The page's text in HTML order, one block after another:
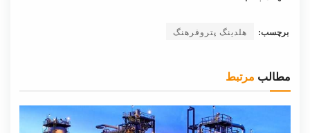
برچسب: هلدینگ پتروفرهنگ
مطالب مرتبط